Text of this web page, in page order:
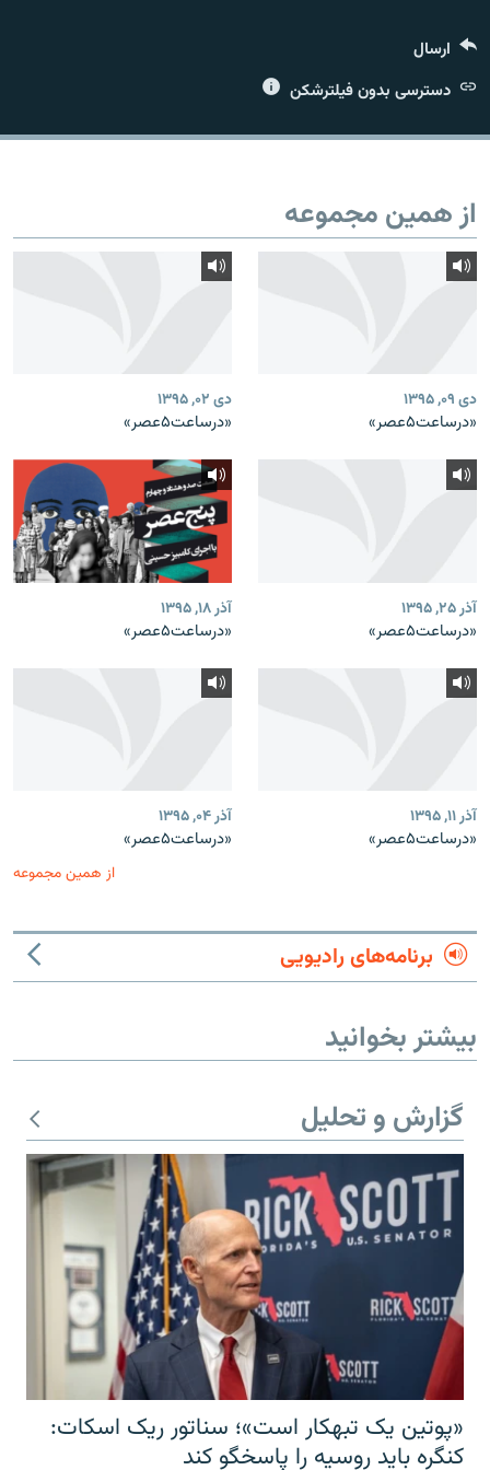
زبان‌های دیگر
ارسال
دسترسی بدون فیلترشکن
از همین مجموعه
دی ۰۹, ۱۳۹۵
«درساعت۵عصر»
دی ۰۲, ۱۳۹۵
«درساعت۵عصر»
آذر ۲۵, ۱۳۹۵
«درساعت۵عصر»
آذر ۱۸, ۱۳۹۵
«درساعت۵عصر»
آذر ۱۱, ۱۳۹۵
«درساعت۵عصر»
آذر ۰۴, ۱۳۹۵
«درساعت۵عصر»
از همین مجموعه
برنامه‌های رادیویی
بیشتر بخوانید
گزارش و تحلیل
«پوتین یک تبهکار است»؛ سناتور ریک اسکات:
کنگره باید روسیه را پاسخگو کند